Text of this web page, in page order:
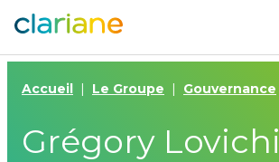
Accueil Le Groupe Gouvernance
Grégory Lovichi